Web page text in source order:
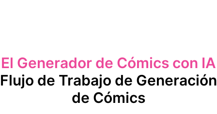
El Generador de Cómics con IA
Flujo de Trabajo de Generación
de Cómics